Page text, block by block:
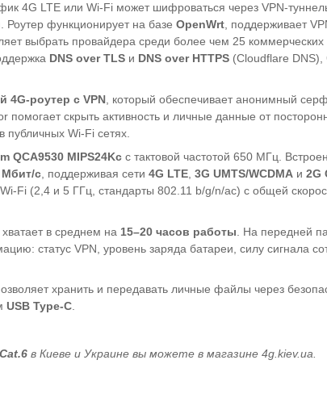
4G LTE или Wi-Fi может шифроваться через VPN-
Роутер функционирует на базе OpenWrt, поддерживает
выбрать провайдера среди более чем 25 коммерческих
DNS over TLS и DNS over HTTPS (Cloudflare DNS),
роутер с VPN , который обеспечивает анонимный
скрыть активность и личные данные от
Wi-Fi сетях.
QCA9530 MIPS24Kc с тактовой частотой 650 МГц.
Мбит/с, поддерживая сети 4G LTE, 3G UMTS/WCDMA и 2G
Fi (2,4 и 5 ГГц, стандарты 802.11 b/g/n/ac) с общей
хватает в среднем на 15–20 часов работы . На передней
статус VPN, уровень заряда батареи, силу сигнала
хранить и передавать личные файлы через
USB Type-C
в Киеве и Украине вы можете в магазине 4g.kiev.ua.